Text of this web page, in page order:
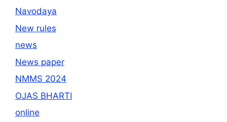
Navodaya
New rules
news
News paper
NMMS 2024
OJAS BHARTI
online